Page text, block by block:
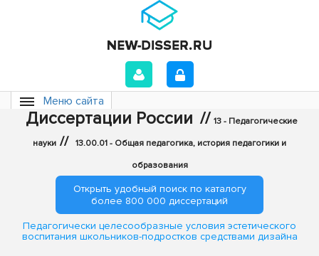
Меню сайта
Диссертации России // 13 - Педагогические
науки // 13.00.01 - Общая педагогика, история педагогики и
образования
Открыть удобный поиск по каталогу
более 800 000 диссертаций
Педагогически целесообразные условия эстетического
воспитания школьников-подростков средствами дизайна